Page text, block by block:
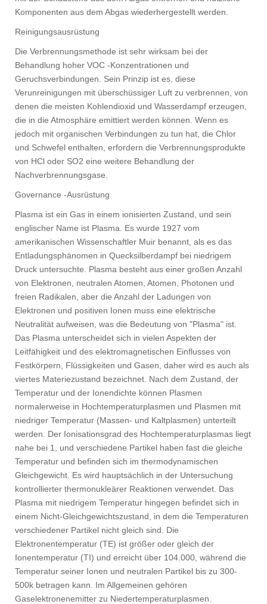
Komponenten aus dem Abgas wiederhergestellt werden.
Reinigungsausrüstung
Die Verbrennungsmethode ist sehr wirksam bei der
Behandlung hoher VOC -Konzentrationen und
Geruchsverbindungen. Sein Prinzip ist es, diese
Verunreinigungen mit überschüssiger Luft zu verbrennen, von
denen die meisten Kohlendioxid und Wasserdampf erzeugen,
die in die Atmosphäre emittiert werden können. Wenn es
jedoch mit organischen Verbindungen zu tun hat, die Chlor
und Schwefel enthalten, erfordern die Verbrennungsprodukte
von HCl oder SO2 eine weitere Behandlung der
Nachverbrennungsgase.
Governance -Ausrüstung
Plasma ist ein Gas in einem ionisierten Zustand, und sein
englischer Name ist Plasma. Es wurde 1927 vom
amerikanischen Wissenschaftler Muir benannt, als es das
Entladungsphänomen in Quecksilberdampf bei niedrigem
Druck untersuchte. Plasma besteht aus einer großen Anzahl
von Elektronen, neutralen Atomen, Atomen, Photonen und
freien Radikalen, aber die Anzahl der Ladungen von
Elektronen und positiven Ionen muss eine elektrische
Neutralität aufweisen, was die Bedeutung von "Plasma" ist.
Das Plasma unterscheidet sich in vielen Aspekten der
Leitfähigkeit und des elektromagnetischen Einflusses von
Festkörpern, Flüssigkeiten und Gasen, daher wird es auch als
viertes Materiezustand bezeichnet. Nach dem Zustand, der
Temperatur und der Ionendichte können Plasmen
normalerweise in Hochtemperaturplasmen und Plasmen mit
niedriger Temperatur (Massen- und Kaltplasmen) unterteilt
werden. Der Ionisationsgrad des Hochtemperaturplasmas liegt
nahe bei 1, und verschiedene Partikel haben fast die gleiche
Temperatur und befinden sich im thermodynamischen
Gleichgewicht. Es wird hauptsächlich in der Untersuchung
kontrollierter thermonukleärer Reaktionen verwendet. Das
Plasma mit niedrigem Temperatur hingegen befindet sich in
einem Nicht-Gleichgewichtszustand, in dem die Temperaturen
verschiedener Partikel nicht gleich sind. Die
Elektronentemperatur (TE) ist größer oder gleich der
Ionentemperatur (TI) und erreicht über 104.000, während die
Temperatur seiner Ionen und neutralen Partikel bis zu 300-
500k betragen kann. Im Allgemeinen gehören
Gaselektronenemitter zu Niedertemperaturplasmen.